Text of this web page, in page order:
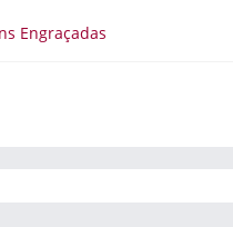
Engraçadas